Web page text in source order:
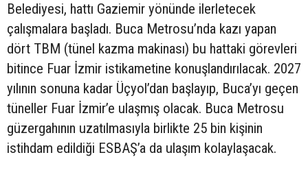
Belediyesi, hattı Gaziemir yönünde ilerletecek
çalışmalara başladı. Buca Metrosu’nda kazı yapan
dört TBM (tünel kazma makinası) bu hattaki görevleri
bitince Fuar İzmir istikametine konuşlandırılacak. 2027
yılının sonuna kadar Üçyol’dan başlayıp, Buca’yı geçen
tüneller Fuar İzmir’e ulaşmış olacak. Buca Metrosu
güzergahının uzatılmasıyla birlikte 25 bin kişinin
istihdam edildiği ESBAŞ’a da ulaşım kolaylaşacak.